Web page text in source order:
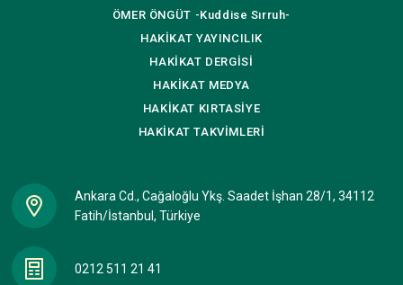
ÖMER ÖNGÜT -Kuddise Sırruh-
HAKİKAT YAYINCILIK
HAKİKAT DERGİSİ
HAKİKAT MEDYA
HAKİKAT KIRTASİYE
HAKİKATTAKVİMLERİ
Ankara Cd., Cağaloğlu Ykş. Saadet İşhan 28/1, 34112
Fatih/İstanbul, Türkiye
0212 511 21 41